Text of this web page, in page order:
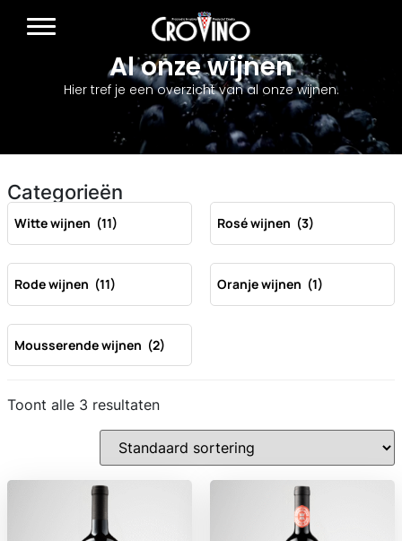
Al onze wijnen
Hier tref je een overzicht van al onze wijnen.
Categorieën
Witte wijnen (11) Rosé wijnen (3)
Rode wijnen (11) Oranje wijnen (1)
Mousserende wijnen (2)
Toont alle 3 resultaten